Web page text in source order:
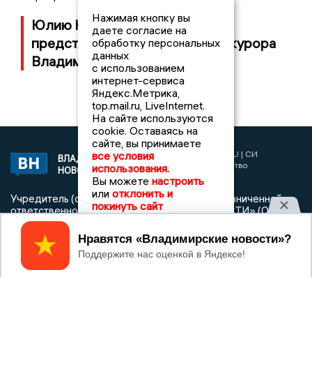
Юлию Калистову официально
представили в должности прокурора
Владимирской области
ВЛАДИМИРСКИЕ
НОВОСТИ
2017 © NEWSVLADIMIR.RU | СИ
«Информационное агентство
Владимирские новости»
Учредитель (соучредители): Общество с ограниченной
ответственностью «РЕГИОНАЛЬНЫЕ НОВОСТИ» (ОГРН
1107154017354)
Главный редактор: Мазов С. А.
Телефон редакции:
Нажимая кнопку вы
даете согласие на
обработку персональных
данных
с использованием
интернет-сервиса
Яндекс.Метрика,
top.mail.ru, LiveInternet.
На сайте используются
cookie. Оставаясь на
сайте, вы принимаете
все условия
использования.
Вы можете настроить
или отклонить и
покинуть сайт
Принять